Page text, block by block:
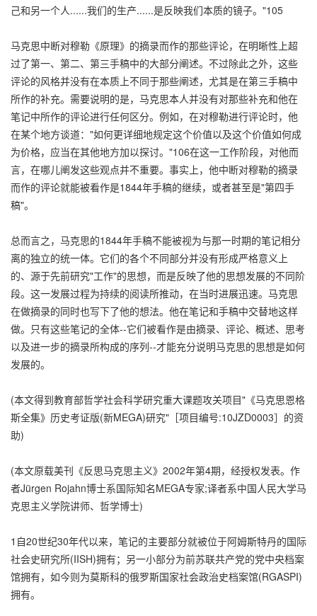
己和另一个人......我们的生产......是反映我们本质的镜子。"105
马克思中断对穆勒《原理》的摘录而作的那些评论，在明晰性上超
过了第一、第二、第三手稿中的大部分阐述。不过除此之外，这些
评论的风格并没有在本质上不同于那些阐述，尤其是在第三手稿中
所作的补充。需要说明的是，马克思本人并没有对那些补充和他在
笔记中所作的评论进行任何区分。例如，在对穆勒进行评论时，他
在某个地方谈道："如何更详细地规定这个价值以及这个价值如何成
为价格，应当在其他地方加以探讨。"106在这一工作阶段，对他而
言，在哪儿阐发这些观点并不重要。事实上，他中断对穆勒的摘录
而作的评论就能被看作是1844年手稿的继续，或者甚至是"第四手
稿"。
总而言之，马克思的1844年手稿不能被视为与那一时期的笔记相分
离的独立的统一体。它们的各个不同部分并没有形成严格意义上
的、源于先前研究"工作"的思想，而是反映了他的思想发展的不同阶
段。这一发展过程为持续的阅读所推动，在当时进展迅速。马克思
在做摘录的同时也写下了他的想法。他在笔记和手稿中交替地这样
做。只有这些笔记的全体--它们被看作是由摘录、评论、概述、思考
以及进一步的摘录所构成的序列--才能充分说明马克思的思想是如何
发展的。
(本文得到教育部哲学社会科学研究重大课题攻关项目"《马克思恩格
斯全集》历史考证版(新MEGA)研究"［项目编号:10JZD0003］的资
助)
(本文原载美刊《反思马克思主义》2002年第4期，经授权发表。作
者Jürgen Rojahn博士系国际知名MEGA专家;译者系中国人民大学马
克思主义学院讲师、哲学博士)
1自20世纪30年代以来，笔记的主要部分就被位于阿姆斯特丹的国际
社会史研究所(IISH)拥有；另一小部分为前苏联共产党的党中央档案
馆拥有，如今则为莫斯科的俄罗斯国家社会政治史档案馆(RGASPI)
拥有。